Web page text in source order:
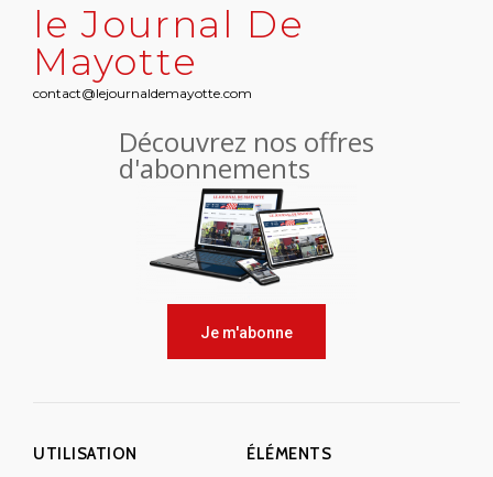
le Journal De
Mayotte
contact@lejournaldemayotte.com
Découvrez nos offres
d'abonnements
Je m'abonne
UTILISATION ÉLÉMENTS